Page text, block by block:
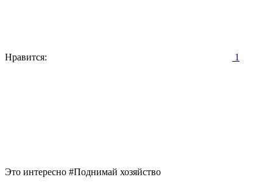
Нравится: 1
Это интересно #Поднимай хозяйство